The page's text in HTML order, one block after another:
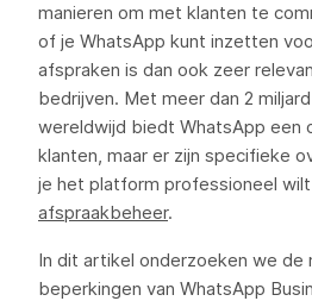
manieren om met klanten te
of je WhatsApp kunt inzetten
afspraken is dan ook zeer
bedrijven. Met meer dan 2
wereldwijd biedt WhatsApp een
klanten, maar er zijn specifieke
je het platform professioneel
afspraakbeheer.
In dit artikel onderzoeken we de
beperkingen van WhatsApp